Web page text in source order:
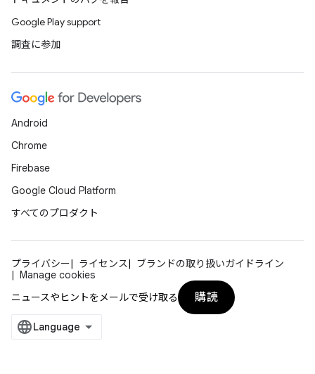
Google Play support
調査に参加
Android
Chrome
Firebase
Google Cloud Platform
すべてのプロダクト
プライバシー ライセンス
ブランドの取り扱いガイドライン
Manage cookies
ニュースやヒントをメールで受け取る
購読